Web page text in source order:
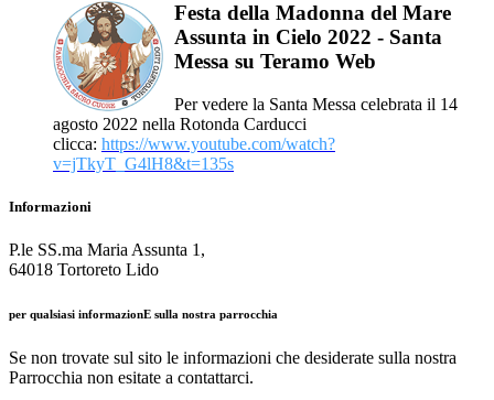
Festa della Madonna del Mare
Assunta in Cielo 2022 - Santa
Messa su Teramo Web
Per vedere la Santa Messa celebrata il 14
agosto 2022 nella Rotonda Carducci
clicca: https://www.youtube.com/watch?
v=jTkyT_G4lH8&t=135s
Informazioni
P.le SS.ma Maria Assunta 1,
64018 Tortoreto Lido
per qualsiasi informazionE sulla nostra parrocchia
Se non trovate sul sito le informazioni che desiderate sulla nostra
Parrocchia non esitate a contattarci.